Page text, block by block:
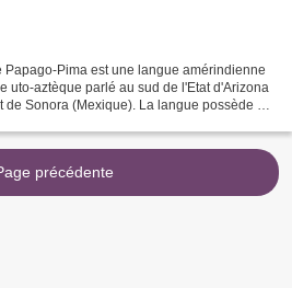
Papago-Pima est une langue amérindienne
uto-aztèque parlé au sud de l'Etat d'Arizona
Sonora (Mexique). La langue possède de
précédente